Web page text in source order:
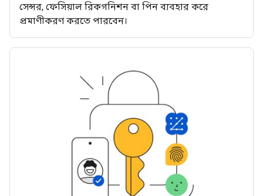
সেন্সর, ফেসিয়াল রিকগনিশন বা পিন ব্যবহার করে
প্রমাণীকরণ করতে পারবেন।